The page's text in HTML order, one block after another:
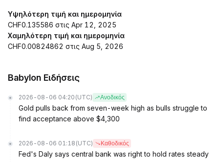
Υψηλότερη τιμή και ημερομηνία
CHF0.135586 στις Apr 12, 2025
Χαμηλότερη τιμή και ημερομηνία
CHF0.00824862 στις Aug 5, 2026
Babylon Ειδήσεις
2026-08-06 04:20 (UTC) Ανοδικός
Gold pulls back from seven-week high as bulls struggle to
find acceptance above $4,300
2026-08-06 01:18 (UTC) Καθοδικός
Fed's Daly says central bank was right to hold rates steady